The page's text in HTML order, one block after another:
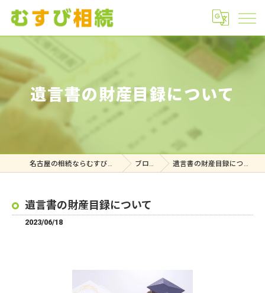
遺言書の財産目録について
名古屋の相続ならむすび相続 ブログ 遺言書の財産目録について
遺言書の財産目録について
2023/06/18